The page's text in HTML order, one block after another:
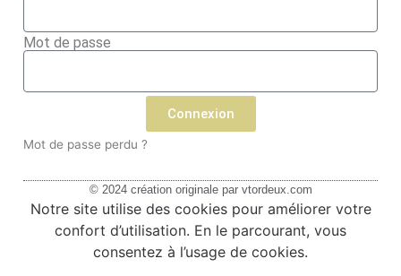
Mot de passe
Connexion
Mot de passe perdu ?
© 2024 création originale par vtordeux.com
Notre site utilise des cookies pour améliorer votre
confort d’utilisation. En le parcourant, vous
consentez à l’usage de cookies.